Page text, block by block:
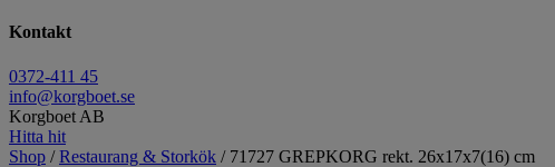
Kontakt
0372-411 45
info@korgboet.se
Korgboet AB
Hitta hit
Shop /Restaurang & Storkök / 71727 GREPKORG rekt. 26x17x7(16) cm